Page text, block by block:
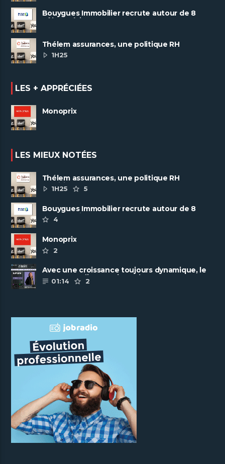
Bouygues Immobilier recrute autour de 8
pôles métiers
Thélem assurances, une politique RH
ambitieuse
1H25
LES + APPRÉCIÉES
Monoprix
LES MIEUX NOTÉES
Thélem assurances, une politique RH
ambitieuse
1H25 5
Bouygues Immobilier recrute autour de 8
pôles métiers
4
Monoprix
2
Avec une croissance toujours dynamique, le
groupe Scalian continue de ......
01:14 2